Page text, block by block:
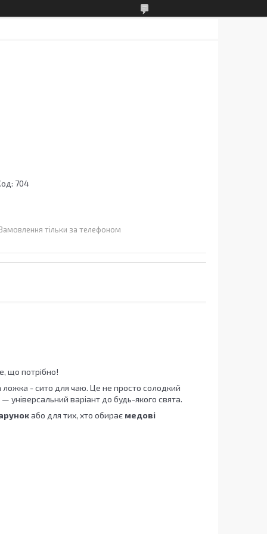
704
тільки за телефоном
що потрібно!
ложка - сито для чаю. Це не просто солодкий
універсальний варіант до будь-якого свята.
або для тих, хто обирає медові